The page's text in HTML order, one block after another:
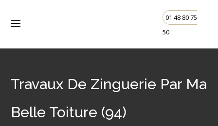
01 48 80 75
50
Travaux De Zinguerie Par Ma
Belle Toiture (94)